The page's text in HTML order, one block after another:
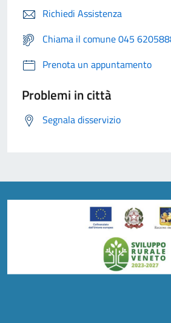
Richiedi Assistenza
Chiama il comune 045
Prenota un appuntamento
Problemi in città
Segnala disservizio